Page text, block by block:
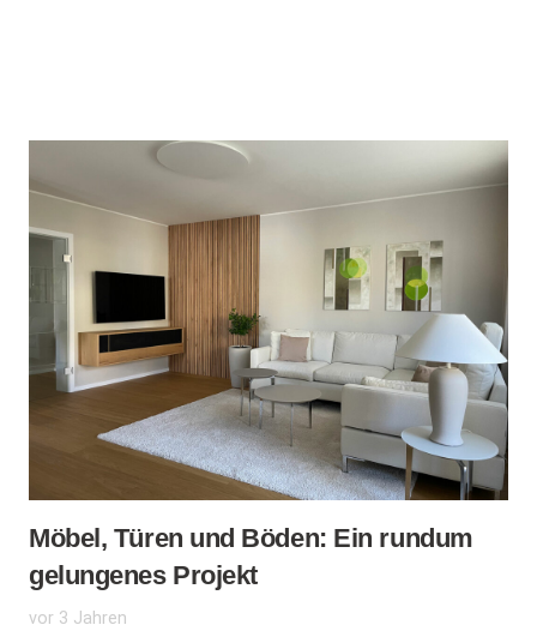
Möbel, Türen und Böden: Ein rundum
gelungenes Projekt
vor 3 Jahren